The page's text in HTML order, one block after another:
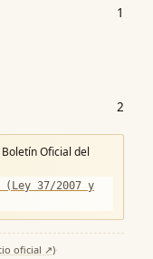
1
2
Oficial del
37/2007 y
oficial ↗)·